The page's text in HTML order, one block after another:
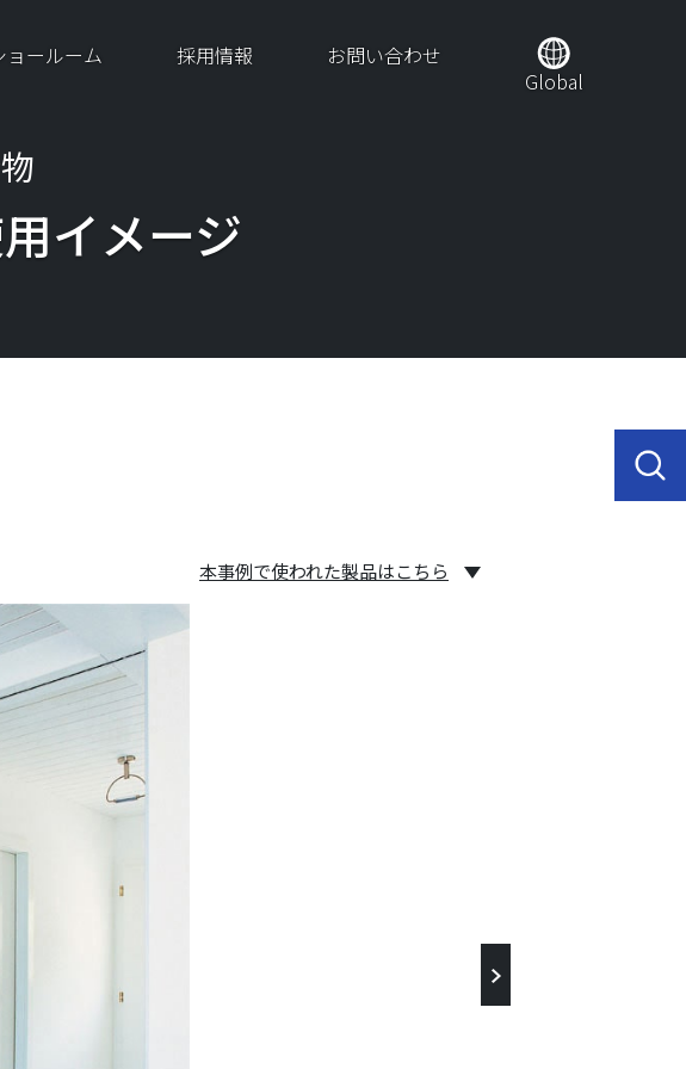
ョールーム 採用情報
お問い合わせ
Global
イメージ
本事例で使われた製品はこちら